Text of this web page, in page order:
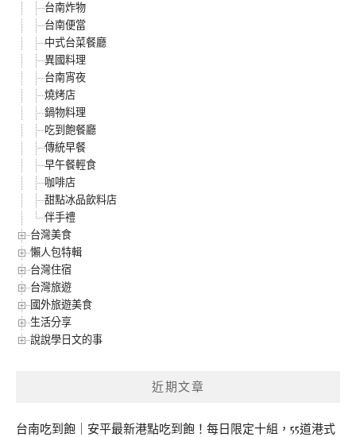
台南炸物
台南便當
中式台菜餐廳
異國料理
台南宵夜
燒烤店
鍋物料理
吃到飽餐廳
傳統早餐
早午餐輕食
咖啡店
甜點冰品飲料店
伴手禮
台灣美食
懶人包特輯
台灣住宿
台灣旅遊
國外旅遊美食
生活分享
說說學日文的事
近期文章
台南吃到飽｜安平最新港點吃到飽！每日限定十組，55道港式